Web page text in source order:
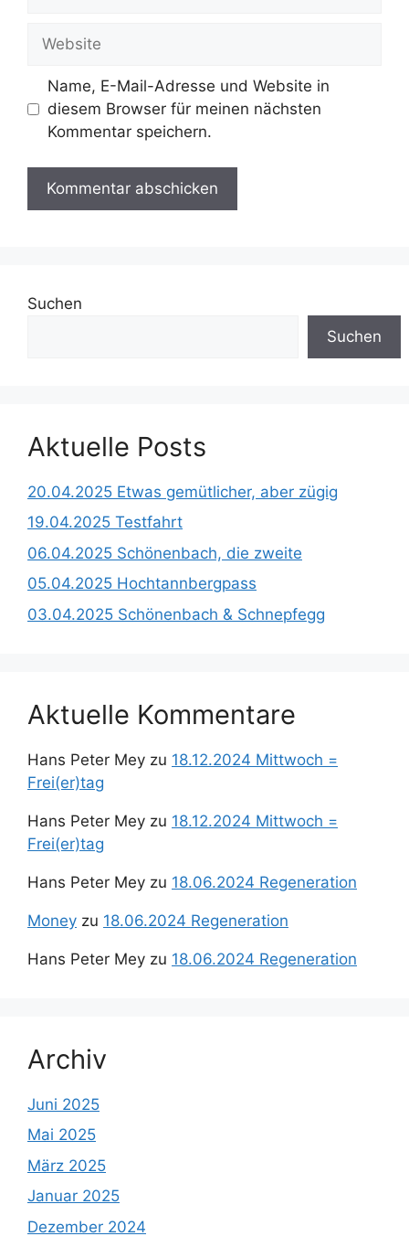
Website
Name, E-Mail-Adresse und Website in
diesem Browser für meinen nächsten
Kommentar speichern.
Suchen
Suchen
Aktuelle Posts
20.04.2025 Etwas gemütlicher, aber zügig
19.04.2025 Testfahrt
06.04.2025 Schönenbach, die zweite
05.04.2025 Hochtannbergpass
03.04.2025 Schönenbach & Schnepfegg
Aktuelle Kommentare
Hans Peter Mey zu 18.12.2024 Mittwoch =
Frei(er)tag
Hans Peter Mey zu 18.12.2024 Mittwoch =
Frei(er)tag
Hans Peter Mey zu 18.06.2024 Regeneration
Money zu 18.06.2024 Regeneration
Hans Peter Mey zu 18.06.2024 Regeneration
Archiv
Juni 2025
Mai 2025
März 2025
Januar 2025
Dezember 2024